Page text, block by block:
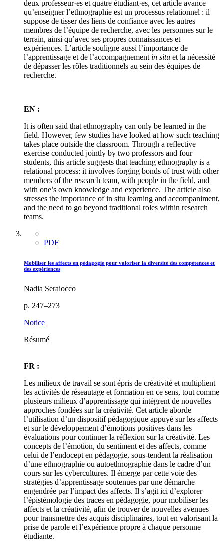
deux professeur·es et quatre étudiant·es, cet article avance
qu’enseigner l’ethnographie est un processus relationnel : il
suppose de tisser des liens de confiance avec les autres
membres de l’équipe de recherche, avec les personnes sur le
terrain, ainsi qu’avec ses propres connaissances et
expériences. L’article souligne aussi l’importance de
l’apprentissage et de l’accompagnement in situ et la nécessité
de dépasser les rôles traditionnels au sein des équipes de
recherche.
EN :
It is often said that ethnography can only be learned in the
field. However, few studies have looked at how such teaching
takes place outside the classroom. Through a reflective
exercise conducted jointly by two professors and four
students, this article suggests that teaching ethnography is a
relational process: it involves forging bonds of trust with other
members of the research team, with people in the field, and
with one’s own knowledge and experience. The article also
stresses the importance of in situ learning and accompaniment,
and the need to go beyond traditional roles within research
teams.
PDF
Mobiliser les affects en pédagogie pour valoriser la diversité des compétences et
des expériences
Nadia Seraiocco
p. 247–273
Notice
Résumé
FR :
Les milieux de travail se sont épris de créativité et multiplient
les activités de réseautage et formation en ce sens, tout comme
plusieurs milieux d’apprentissage qui intègrent de nouvelles
approches fondées sur la créativité. Cet article aborde
l’utilisation d’un dispositif pédagogique appuyé sur les affects
et sur le développement d’émotions positives dans les
évaluations pour continuer la réflexion sur la créativité. Les
concepts de l’émotion, du sentiment et des affects, comme
celui de l’endocept en pédagogie, sous-tendent la réalisation
d’une ethnographie ou autoethnographie dans le cadre d’un
cours sur les cybercultures. Il émerge par cette voie des
stratégies d’apprentissage soutenues par une démarche
engendrée par l’impact des affects. Il s’agit ici d’explorer
l’épistémologie des traces en pédagogie, pour mobiliser les
affects et la créativité, afin de trouver de nouvelles avenues
pour transmettre des acquis disciplinaires, tout en valorisant la
prise de parole et l’expérience propre à chaque personne
étudiante.